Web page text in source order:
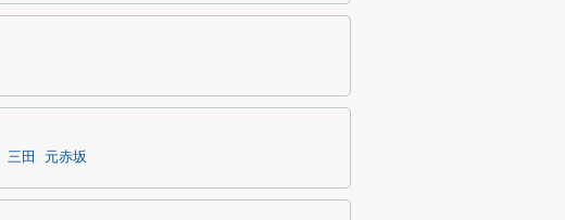
三田 元赤坂